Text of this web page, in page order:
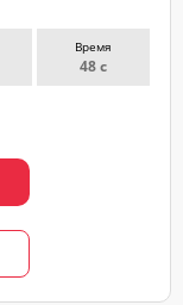
Время
48 с